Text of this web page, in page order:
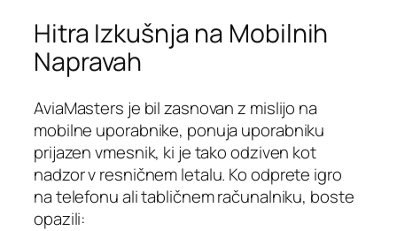
Hitra Izkušnja na Mobilnih
Napravah
AviaMasters je bil zasnovan z mislijo na
mobilne uporabnike, ponuja uporabniku
prijazen vmesnik, ki je tako odziven kot
nadzor v resničnem letalu. Ko odprete igro
na telefonu ali tabličnem računalniku, boste
opazili: